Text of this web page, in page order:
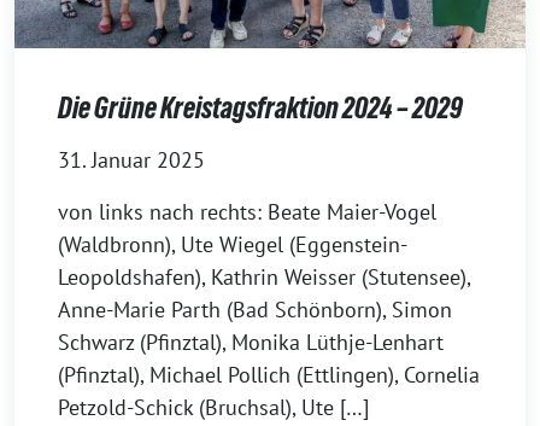
Die Grüne Kreistagsfraktion 2024 – 2029
31. Januar 2025
von links nach rechts: Beate Maier-Vogel
(Waldbronn), Ute Wiegel (Eggenstein-
Leopoldshafen), Kathrin Weisser (Stutensee),
Anne-Marie Parth (Bad Schönborn), Simon
Schwarz (Pfinztal), Monika Lüthje-Lenhart
(Pfinztal), Michael Pollich (Ettlingen), Cornelia
Petzold-Schick (Bruchsal), Ute […]